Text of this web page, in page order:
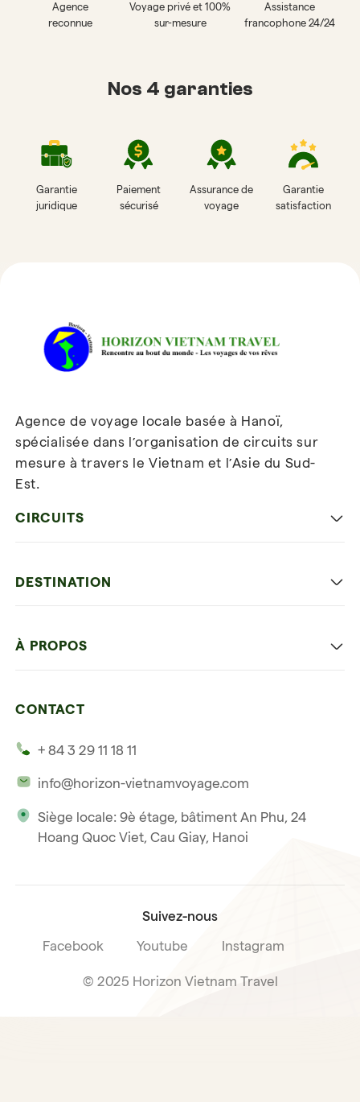
Agence
reconnue
Voyage privé et 100%
sur-mesure
Assistance
francophone 24/24
Nos 4 garanties
Garantie
juridique
Paiement
sécurisé
Assurance de
voyage
Garantie
satisfaction
Agence de voyage locale basée à Hanoï,
spécialisée dans l’organisation de circuits sur
mesure à travers le Vietnam et l’Asie du Sud-
Est.
CIRCUITS
Voyage autrement
Hors des sentiers battus
DESTINATION
À PROPOS
Notre licence internationale du tourisme
CONTACT
+ 84 3 29 11 18 11
info@horizon-vietnamvoyage.com
Siège locale: 9è étage, bâtiment An Phu, 24
Hoang Quoc Viet, Cau Giay, Hanoi
Suivez-nous
Facebook Youtube Instagram
© 2025 Horizon Vietnam Travel